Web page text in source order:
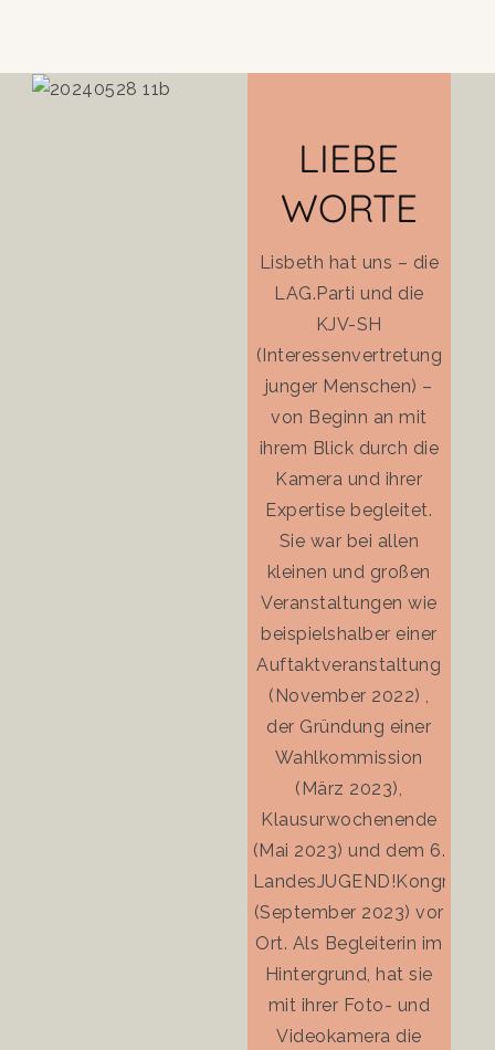
LIEBE
WORTE
Lisbeth hat uns – die
LAG.Parti und die
KJV-SH
(Interessenvertretung
junger Menschen) –
von Beginn an mit
ihrem Blick durch die
Kamera und ihrer
Expertise begleitet.
Sie war bei allen
kleinen und großen
Veranstaltungen wie
beispielshalber einer
Auftaktveranstaltung
(November 2022) ,
der Gründung einer
Wahlkommission
(März 2023),
Klausurwochenende
(Mai 2023) und dem 6.
LandesJUGEND!Kongress
(September 2023) vor
Ort. Als Begleiterin im
Hintergrund, hat sie
mit ihrer Foto- und
Videokamera die